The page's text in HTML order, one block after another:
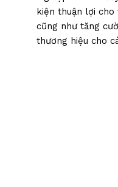
kiện thuận lợi
cũng như tăng
thương hiệu cho